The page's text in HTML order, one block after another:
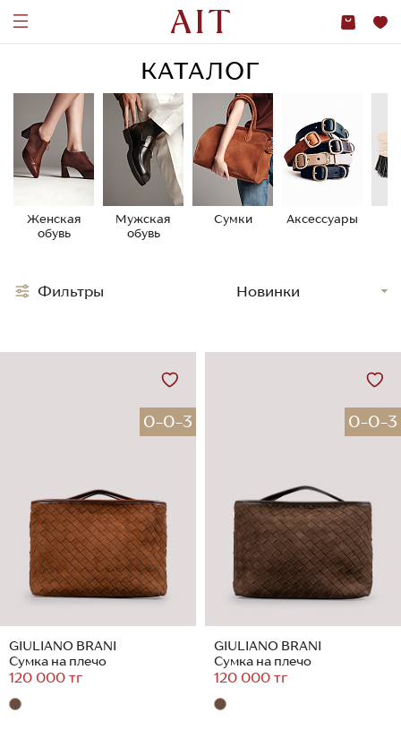
КАТАЛОГ
Женская
обувь
Мужская
обувь
Сумки Аксессуары
0-0-3
GIULIANO BRANI
Сумка на плечо
120 000 тг
0-0-3
GIULIANO BRANI
Сумка на плечо
120 000 тг
Фильтры